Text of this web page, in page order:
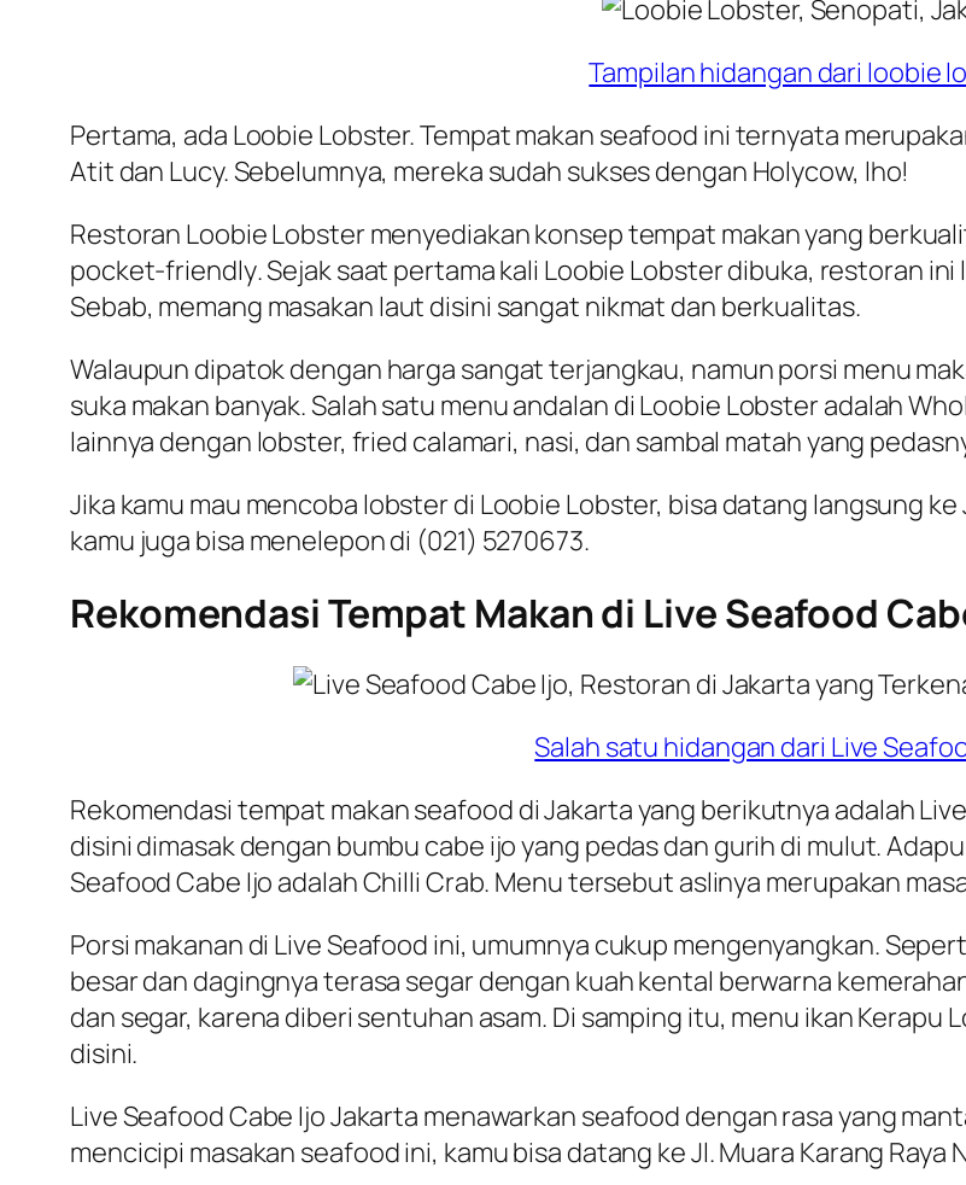
Tampilan hidangan dari loobie
Pertama, ada Loobie Lobster. Tempat makan seafood ini ternyata
Atit dan Lucy. Sebelumnya, mereka sudah sukses dengan Holycow, lho!
Restoran Loobie Lobster menyediakan konsep tempat makan yang
pocket-friendly. Sejak saat pertama kali Loobie Lobster dibuka, restoran
Sebab, memang masakan laut disini sangat nikmat dan berkualitas.
Walaupun dipatok dengan harga sangat terjangkau, namun porsi menu
suka makan banyak. Salah satu menu andalan di Loobie Lobster adalah
lainnya dengan lobster, fried calamari, nasi, dan sambal matah yang
Jika kamu mau mencoba lobster di Loobie Lobster, bisa datang langsung ke
kamu juga bisa menelepon di (021) 5270673.
Rekomendasi Tempat Makan di Live Seafood
Salah satu hidangan dari Live
Rekomendasi tempat makan seafood di Jakarta yang berikutnya adalah
disini dimasak dengan bumbu cabe ijo yang pedas dan gurih di mulut.
Seafood Cabe Ijo adalah Chilli Crab. Menu tersebut aslinya merupakan
Porsi makanan di Live Seafood ini, umumnya cukup mengenyangkan.
besar dan dagingnya terasa segar dengan kuah kental berwarna
dan segar, karena diberi sentuhan asam. Di samping itu, menu ikan Kerapu
disini.
Live Seafood Cabe Ijo Jakarta menawarkan seafood dengan rasa yang
mencicipi masakan seafood ini, kamu bisa datang ke Jl. Muara Karang Raya